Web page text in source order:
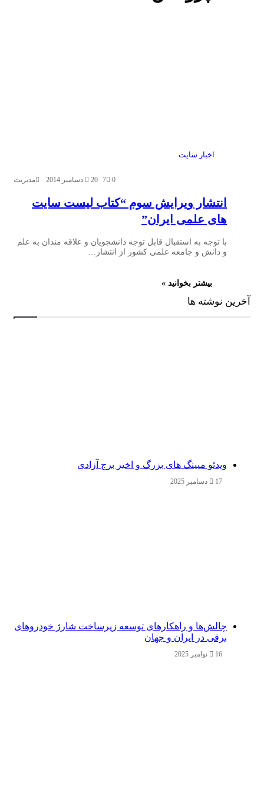
اخبار سایت
مدیریت 20 دسامبر 2014 0
7
انتشار ویرایش سوم “کتاب لیست سایت
های علمی ایران”
با توجه به استقبال قابل توجه دانشجویان و علاقه مندان به علم
و دانش و جامعه علمی کشور از انتشار…
بیشتر بخوانید »
آخرین نوشته ها
ویدئو مپینگ های بزرگ و اخیر برج آزادی
17 دسامبر 2025
چالش‌ها و راهکارهای توسعه زیرساخت شارژ خودروهای
برقی در ایران و جهان
16 نوامبر 2025